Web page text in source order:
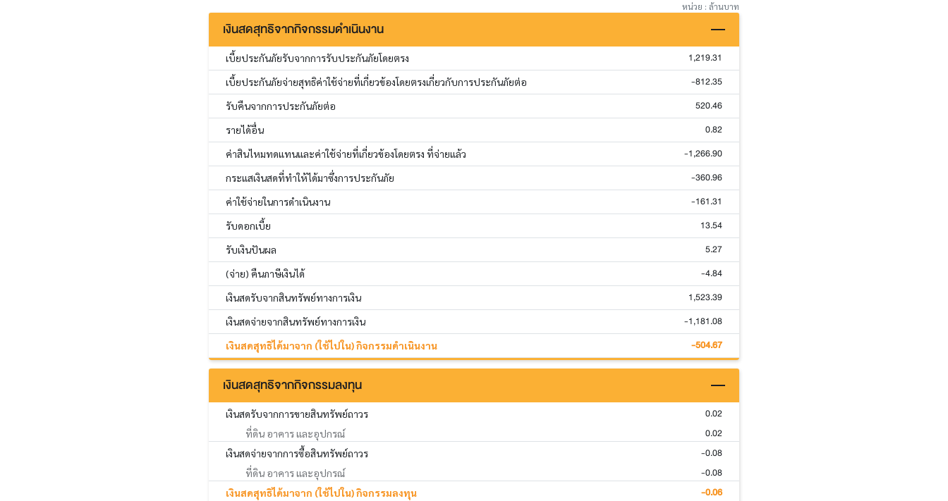
หน่วย : ล้านบาท
เงินสดสุทธิจากกิจกรรมดำเนินงาน
เบี้ยประกันภัยรับจากการรับประกันภัยโดยตรง 1,219.31
เบี้ยประกันภัยจ่ายสุทธิค่าใช้จ่ายที่เกี่ยวข้องโดยตรงเกี่ยวกับการประกันภัยต่อ -812.35
รับคืนจากการประกันภัยต่อ 520.46
รายได้อื่น 0.82
ค่าสินไหมทดแทนและค่าใช้จ่ายที่เกี่ยวข้องโดยตรง ที่จ่ายแล้ว -1,266.90
กระแสเงินสดที่ทำให้ได้มาซึ่งการประกันภัย -360.96
ค่าใช้จ่ายในการดำเนินงาน -161.31
รับดอกเบี้ย 13.54
รับเงินปันผล 5.27
(จ่าย) คืนภาษีเงินได้ -4.84
เงินสดรับจากสินทรัพย์ทางการเงิน 1,523.39
เงินสดจ่ายจากสินทรัพย์ทางการเงิน -1,181.08
เงินสดสุทธิได้มาจาก (ใช้ไปใน) กิจกรรมดำเนินงาน -504.67
เงินสดสุทธิจากกิจกรรมลงทุน
เงินสดรับจากการขายสินทรัพย์ถาวร 0.02
ที่ดิน อาคาร และอุปกรณ์ 0.02
เงินสดจ่ายจากการซื้อสินทรัพย์ถาวร -0.08
ที่ดิน อาคาร และอุปกรณ์ -0.08
เงินสดสุทธิได้มาจาก (ใช้ไปใน) กิจกรรมลงทุน -0.06